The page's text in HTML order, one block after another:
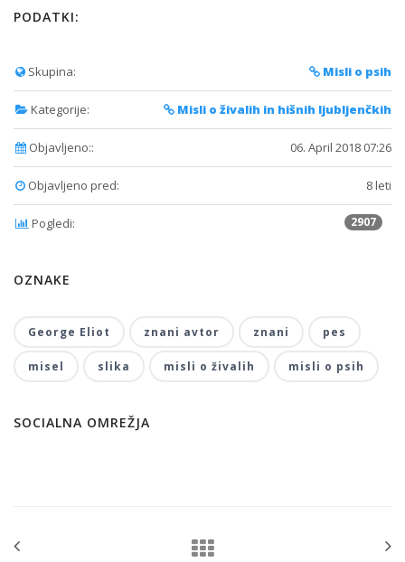
PODATKI:
Skupina: Misli o psih
Kategorije: Misli o živalih in hišnih ljubljenčkih
Objavljeno:: 06. April 2018 07:26
Objavljeno pred: 8 leti
Pogledi: 2907
OZNAKE
George Eliot znani avtor znani pes
misel slika misli o živalih misli o psih
SOCIALNA OMREŽJA